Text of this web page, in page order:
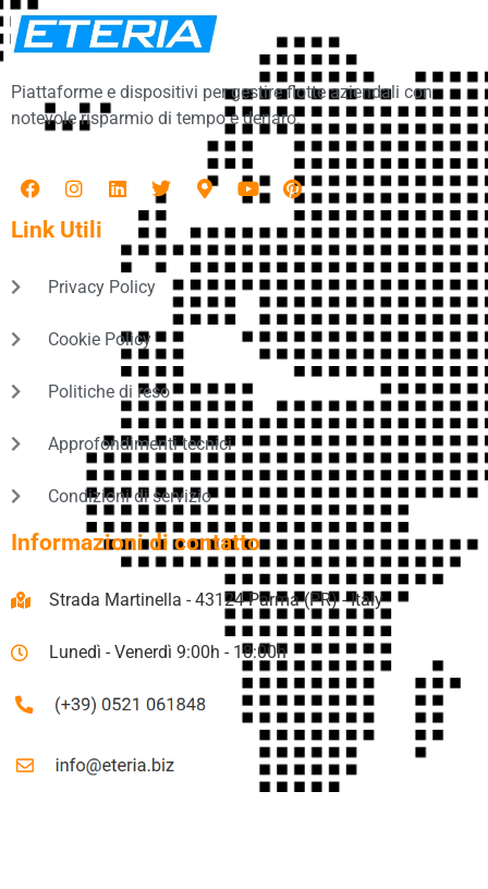
Piattaforme e dispositivi per gestire flotte aziendali con
notevole risparmio di tempo e denaro.
Link Utili
Privacy Policy
Cookie Policy
Politiche di reso
Approfondimenti tecnici
Condizioni di servizio
Informazioni di contatto
Strada Martinella - 43124 Parma (PR) - Italy
Lunedì - Venerdì 9:00h - 18:00h